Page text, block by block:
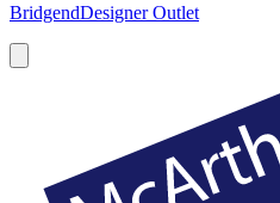
BridgendDesigner Outlet